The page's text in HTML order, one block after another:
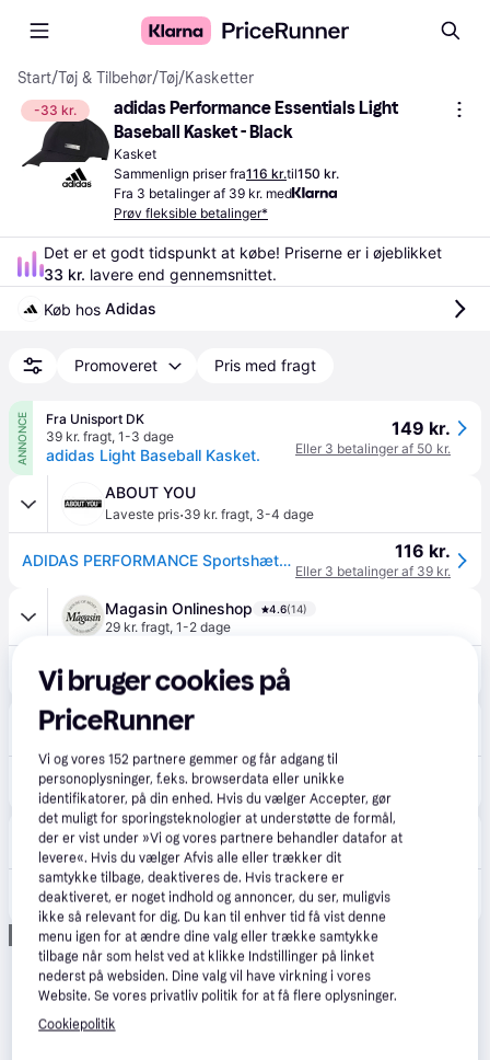
Start/Tøj & Tilbehør/Tøj/Kasketter
-33 kr.
adidas Performance Essentials Light
Baseball Kasket - Black
Kasket
Sammenlign priser fra116 kr.til150 kr.
Fra 3 betalinger af 39 kr. med
Prøv fleksible betalinger*
33 kr. lavere end gennemsnittet.
Køb hos Adidas
Promoveret Pris med fragt
ANNONCE
Fra Unisport DK
39 kr. fragt, 1-3 dage
adidas Light Baseball Kasket.
149 kr.
Eller 3 betalinger af 50 kr.
ABOUT YOU
Laveste pris·39 kr. fragt, 3-4 dage
ADIDAS PERFORMANCE Sportshætte 'Essentials' sort 116 kr.
Eller 3 betalinger af 39 kr.
Magasin Onlineshop 4.6(14)
29 kr. fragt, 1-2 dage
Unisport DK
adidas Light Baseball Kasket.
Eller 3 betalinger af 50 kr.
Adidas
40 kr. fragt
Light Baseball kasket
Eller 3 betalinger af 50 kr.
Annonce
Vi bruger cookies på
PriceRunner
Vi og vores152 partnere gemmer og får adgang til
personoplysninger, f.eks. browserdata eller unikke
identifikatorer, på din enhed. Hvis du vælger Accepter, gør
det muligt for sporingsteknologier at understøtte de formål,
der er vist under »Vi og vores partnere behandler datafor at
levere«. Hvis du vælger Afvis alle eller trækker dit
samtykke tilbage, deaktiveres de. Hvis trackere er
deaktiveret, er noget indhold og annoncer, du ser, muligvis
ikke så relevant for dig. Du kan til enhver tid få vist denne
menu igen for at ændre dine valg eller trække samtykke
tilbage når som helst ved at klikke Indstillinger på linket
nederst på websiden. Dine valg vil have virkning i vores
Website. Se vores privatliv politik for at få flere oplysninger.
Cookiepolitik